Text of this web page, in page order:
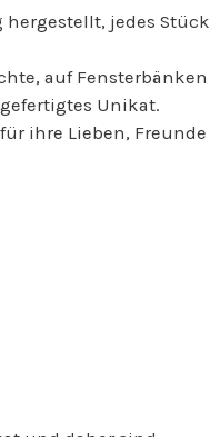
jedes Stück
auf Fensterbänken
Unikat.
ihre Lieben, Freunde